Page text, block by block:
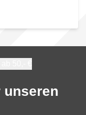
unseren